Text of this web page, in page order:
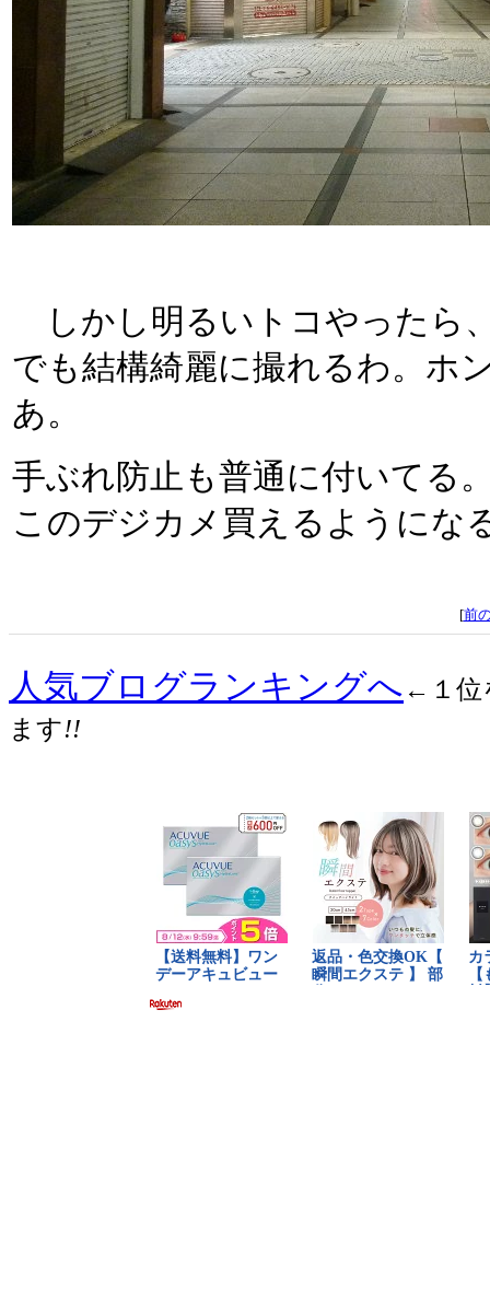
しかし明るいトコやったら
でも結構綺麗に撮れるわ。ホ
あ。
手ぶれ防止も普通に付いてる
このデジカメ買えるようにな
[前
人気ブログランキングへ ←１位
ます!!